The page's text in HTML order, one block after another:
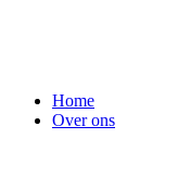
Home
Over ons